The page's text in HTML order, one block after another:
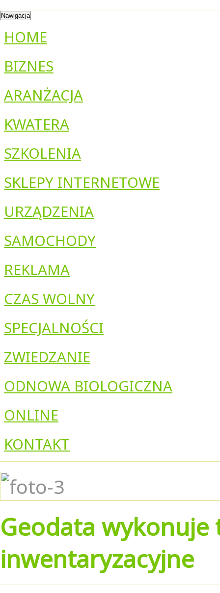
Nawigacja
HOME
BIZNES
ARANŻACJA
KWATERA
SZKOLENIA
SKLEPY INTERNETOWE
URZĄDZENIA
SAMOCHODY
REKLAMA
CZAS WOLNY
SPECJALNOŚCI
ZWIEDZANIE
ODNOWA BIOLOGICZNA
ONLINE
KONTAKT
Geodata wykonuje
inwentaryzacyjne